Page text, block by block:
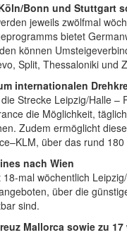
Bonn und Stuttgart
jeweils zwölfmal
bietet
können
Split, Thessaloniki und
internationalen
Strecke Leipzig/Halle
die Möglichkeit,
Zudem ermöglicht
über das rund
nach Wien
mal wöchentlich
über die
sind.
Mallorca sowie zu